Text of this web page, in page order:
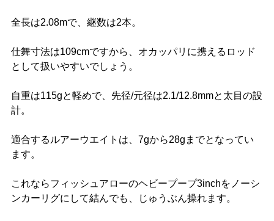
全長は2.08mで、継数は2本。
仕舞寸法は109cmですから、オカッパリに携えるロッド
として扱いやすいでしょう。
自重は115gと軽めで、先径/元径は2.1/12.8mmと太目の設
計。
適合するルアーウエイトは、7gから28gまでとなってい
ます。
これならフィッシュアローのヘビープープ3inchをノーシ
ンカーリグにして結んでも、じゅうぶん操れます。